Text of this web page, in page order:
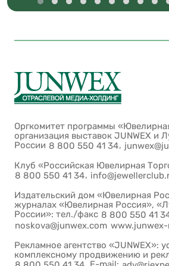
Оргкомитет программы
организация выставок JUNWEX и
России 8 800 550 41 34,
Клуб «Российская Ювелирная
8 800 550 41 34,
Издательский дом «Ювелирная
журналах «Ювелирная Россия»,
России»: тел./факс 8 800 550 41
noskova@junwex.com
Рекламное агентство «JUNWEX»:
комплексному продвижению и